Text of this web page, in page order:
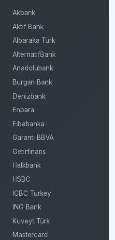
Akbank
Aktif Bank
Albaraka Türk
AlternatifBank
Anadolubank
Burgan Bank
Denizbank
Enpara
Fibabanka
Garanti BBVA
Getirfinans
Halkbank
HSBC
ICBC Turkey
ING Bank
Kuveyt Türk
Mastercard